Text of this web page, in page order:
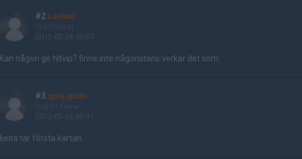
#2 Lurban
2012-02-26 00:37
Kan någon ge hltvip? finns inte någonstans verkar det som.
#3 gula gudn
2012-02-26 00:41
keita tar första kartan